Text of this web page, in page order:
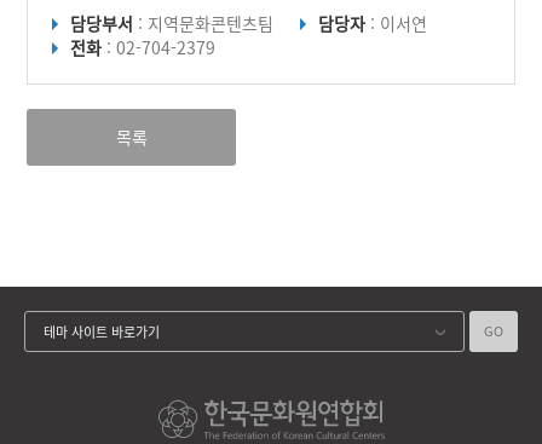
담당부서 : 지역문화콘텐츠팀 담당자 : 이서연
전화 : 02-704-2379
목록
테마 사이트 바로가기 GO